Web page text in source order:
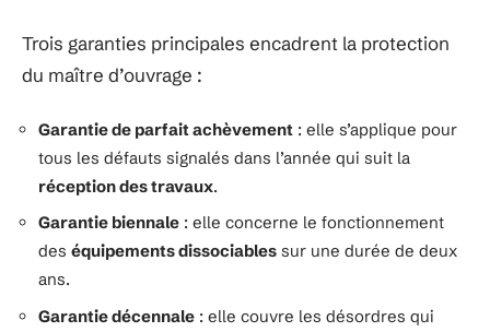
Trois garanties principales encadrent la protection
du maître d’ouvrage :
Garantie de parfait achèvement : elle s’applique pour
tous les défauts signalés dans l’année qui suit la
réception des travaux.
Garantie biennale : elle concerne le fonctionnement
des équipements dissociables sur une durée de deux
ans.
Garantie décennale : elle couvre les désordres qui